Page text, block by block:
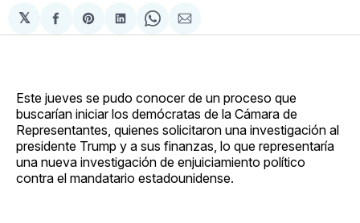
𝕏
Compartir
en
Share
on
Compartir
en
Share
on
Compartir
via
Este jueves se pudo conocer de un proceso que
buscarían iniciar los demócratas de la Cámara de
Representantes, quienes solicitaron una investigación al
presidente Trump y a sus finanzas, lo que representaría
una nueva investigación de enjuiciamiento político
contra el mandatario estadounidense.